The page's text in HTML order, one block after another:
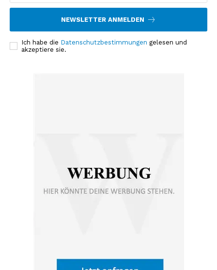
NEWSLETTER ANMELDEN
Ich habe die Datenschutzbestimmungen gelesen und
akzeptiere sie.